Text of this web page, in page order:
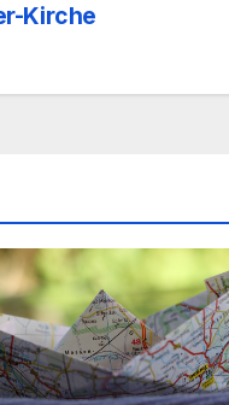
Kirche